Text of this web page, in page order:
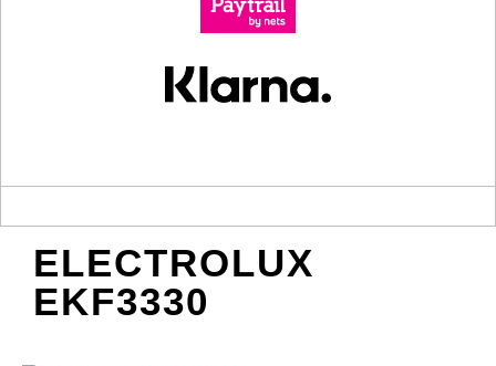
ELECTROLUX
EKF3330